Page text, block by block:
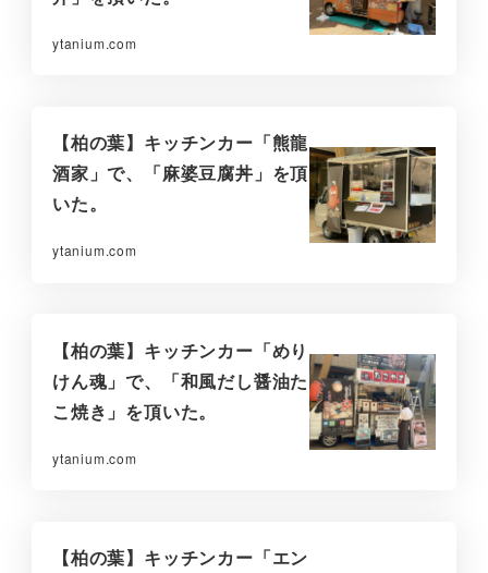
ytanium.com
【柏の葉】キッチンカー「熊龍
酒家」で、「麻婆豆腐丼」を頂
いた。
ytanium.com
【柏の葉】キッチンカー「めり
けん魂」で、「和風だし醤油た
こ焼き」を頂いた。
ytanium.com
【柏の葉】キッチンカー「エン